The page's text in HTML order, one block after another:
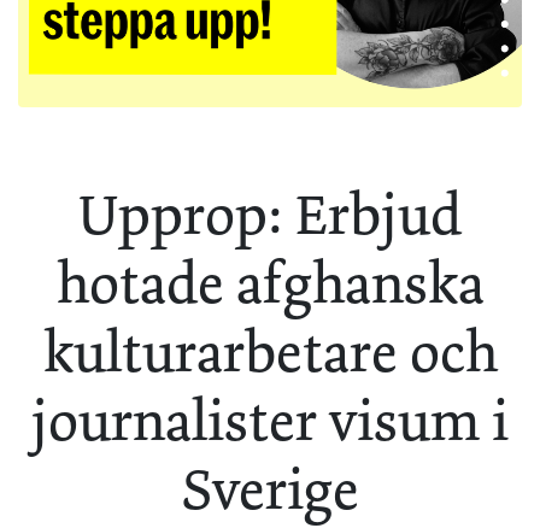
Upprop: Erbjud
hotade afghanska
kulturarbetare och
journalister visum i
Sverige